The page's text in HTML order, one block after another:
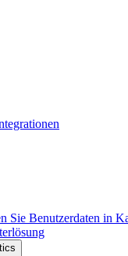
Sie Benutzerdaten in